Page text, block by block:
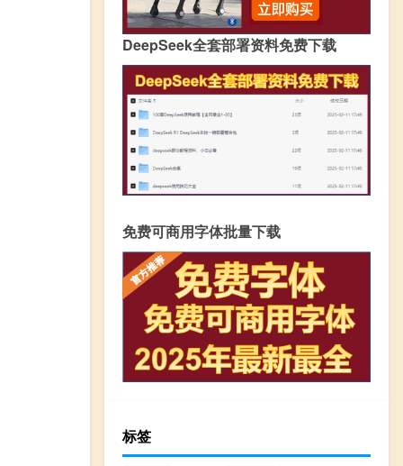
DeepSeek全套部署资料免费下载
免费可商用字体批量下载
标签